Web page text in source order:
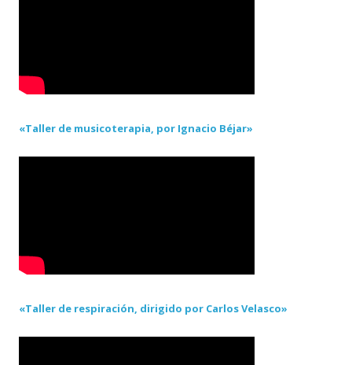
«Taller de musicoterapia, por Ignacio Béjar»
«Taller de respiración, dirigido por Carlos Velasco»